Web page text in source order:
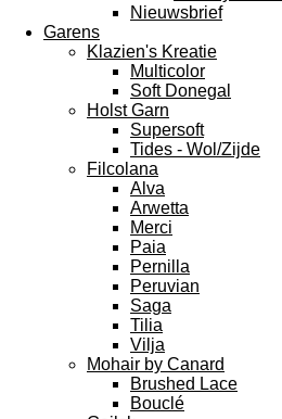
Nieuwsbrief
Garens
Klazien's Kreatie
Multicolor
Soft Donegal
Holst Garn
Supersoft
Tides - Wol/Zijde
Filcolana
Alva
Arwetta
Merci
Paia
Pernilla
Peruvian
Saga
Tilia
Vilja
Mohair by Canard
Brushed Lace
Bouclé